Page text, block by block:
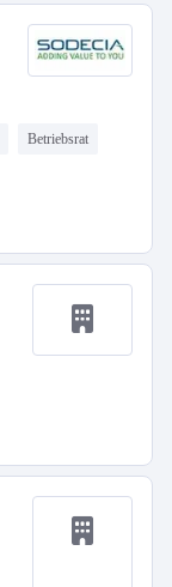
Betriebsrat